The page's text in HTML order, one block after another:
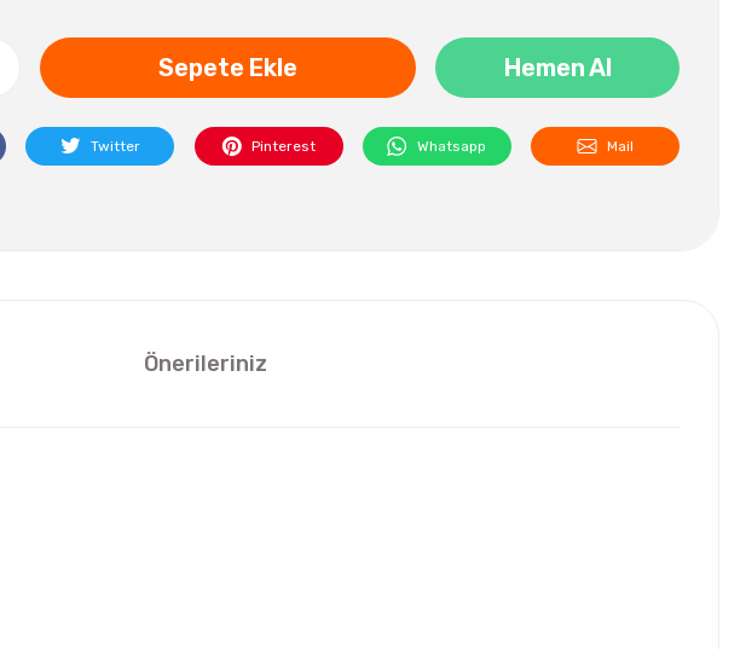
Sepete Ekle Hemen Al
Twitter Pinterest Whatsapp Mail
Önerileriniz